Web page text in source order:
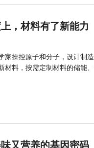
，材料有了新能力
家操控原子和分子，设计制
材料，按需定制材料的储能
又营养的基因密码